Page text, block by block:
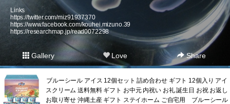
Links
https://twitter.com/miz91937370
https://www.facebook.com/kouhei.mizuno.39
https://researchmap.jp/read0072298
Gallery Love Share
ブルーシール アイス 12個セット 詰め合わせ ギフト 12個入り アイ
スクリーム 送料無料 ギフト お中元 内祝い お礼 誕生日 お祝 お返し
お取り寄せ 沖縄土産 ギフト ステイホーム ご自宅用 ブルーシール